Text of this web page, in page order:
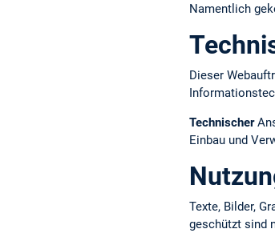
Namentlich
Dieser
Technischer
Einbau und
Texte, Bilder,
geschützt sind